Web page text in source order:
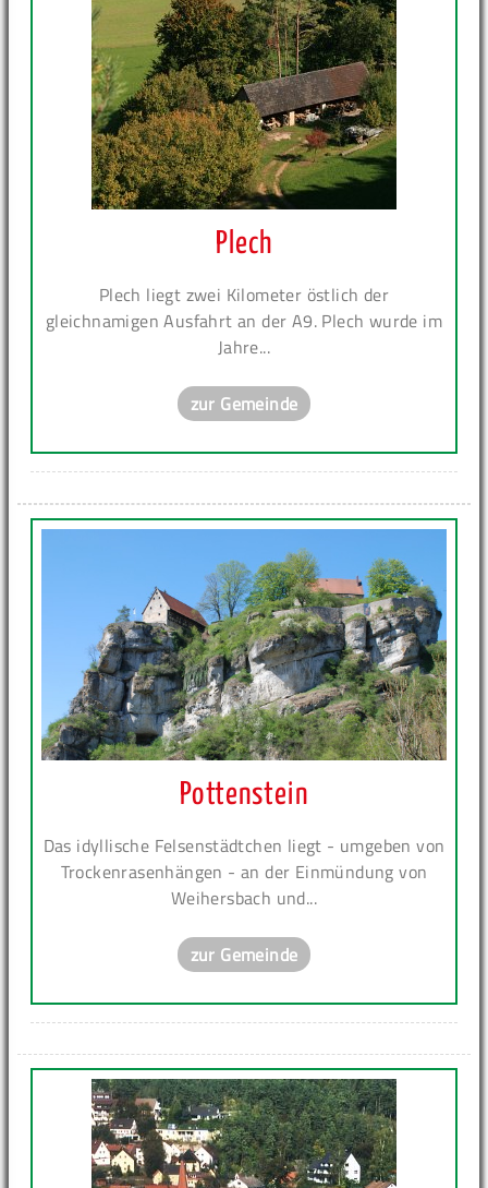
Plech
Plech liegt zwei Kilometer östlich der
gleichnamigen Ausfahrt an der A9. Plech wurde im
Jahre...
zur Gemeinde
Pottenstein
Das idyllische Felsenstädtchen liegt - umgeben von
Trockenrasenhängen - an der Einmündung von
Weihersbach und...
zur Gemeinde